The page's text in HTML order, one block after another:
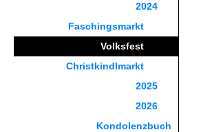
2024
Faschingsmarkt
Volksfest
Christkindlmarkt
2025
2026
Kondolenzbuch